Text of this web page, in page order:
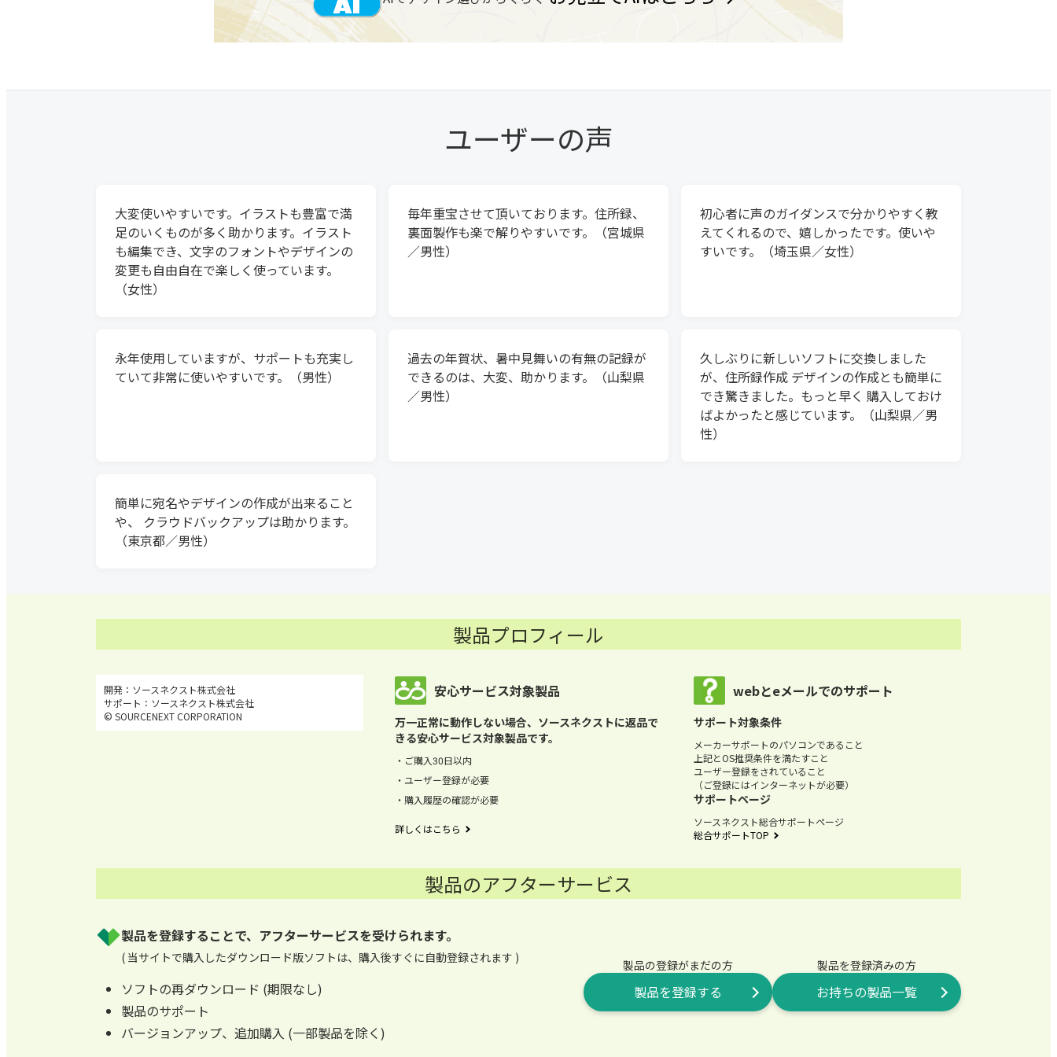
ユーザーの声
大変使いやすいです。イラストも豊富で満
足のいくものが多く助かります。イラスト
も編集でき、文字のフォントやデザインの
変更も自由自在で楽しく使っています。
（女性）
毎年重宝させて頂いております。住所録、
裏面製作も楽で解りやすいです。（宮城県
／男性）
初心者に声のガイダンスで分かりやすく教
えてくれるので、嬉しかったです。使いや
すいです。（埼玉県／女性）
永年使用していますが、サポートも充実し
ていて非常に使いやすいです。（男性）
過去の年賀状、暑中見舞いの有無の記録が
できるのは、大変、助かります。（山梨県
／男性）
久しぶりに新しいソフトに交換しました
が、住所録作成 デザインの作成とも簡単に
でき驚きました。もっと早く 購入しておけ
ばよかったと感じています。（山梨県／男
性）
簡単に宛名やデザインの作成が出来ること
や、 クラウドバックアップは助かります。
（東京都／男性）
製品プロフィール
ソースネクスト株式会社
ソースネクスト株式会社
© SOURCENEXT CORPORATION
安心サービス対象製品
万一正常に動作しない場合、ソースネクストに返品で
きる安心サービス対象製品です。
ご購入30日以内
ユーザー登録が必要
購入履歴の確認が必要
詳しくはこちら
webとeメールでのサポート
サポート対象条件
メーカーサポートのパソコンであること
上記とOS推奨条件を満たすこと
ユーザー登録をされていること
（ご登録にはインターネットが必要）
サポートページ
ソースネクスト総合サポートページ
総合サポートTOP
製品のアフターサービス
製品を登録することで、アフターサービスを受けられます。
( 当サイトで購入したダウンロード版ソフトは、購入後すぐに自動登録されます )
ソフトの再ダウンロード (期限なし)
製品のサポート
バージョンアップ、追加購入 (一部製品を除く)
製品の登録がまだの方
製品を登録する
製品を登録済みの方
お持ちの製品一覧